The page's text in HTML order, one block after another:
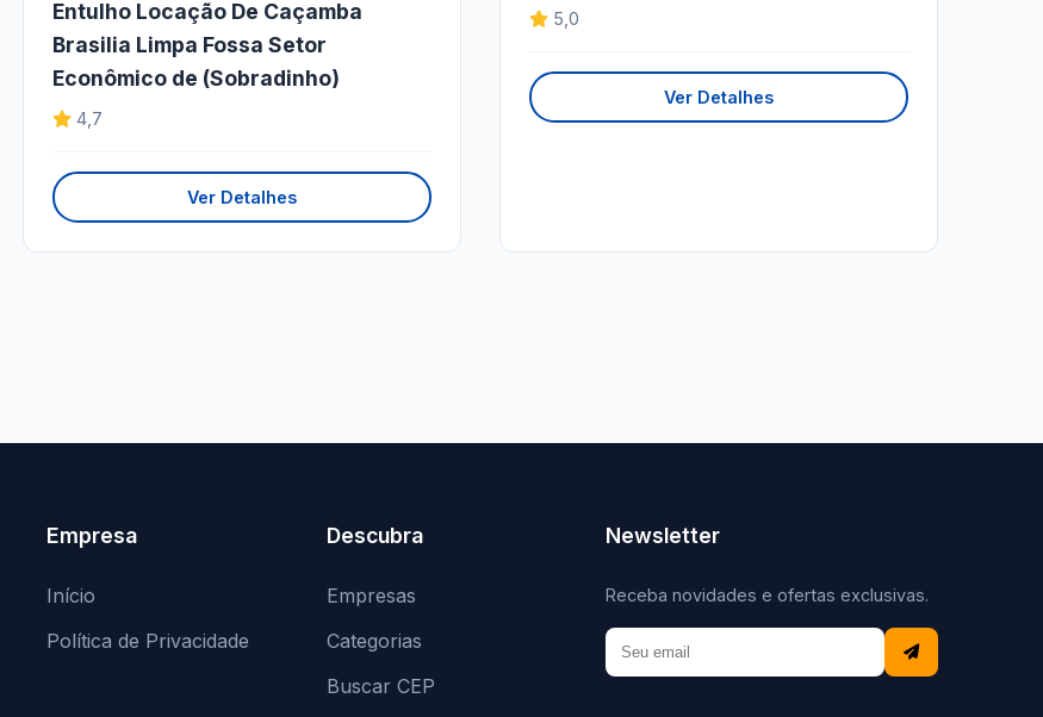
Entulho Locação De Caçamba
Brasilia Limpa Fossa Setor
Econômico de (Sobradinho)
4,7
Ver Detalhes
5,0
Ver Detalhes
Empresa
Início
Política de Privacidade
Descubra
Empresas
Categorias
Buscar CEP
Newsletter
Receba novidades e ofertas exclusivas.